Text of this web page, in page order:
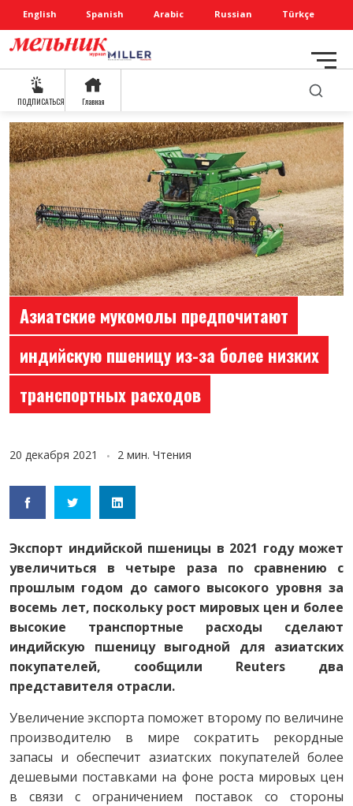
English Spanish Arabic Russian Türkçe
ПОДПИСАТЬСЯ Главная
Азиатские мукомолы предпочитают
индийскую пшеницу из-за более низких
транспортных расходов
20 декабря 2021 2 мин. Чтения
Экспорт индийской пшеницы в 2021 году может
увеличиться в четыре раза по сравнению с
прошлым годом до самого высокого уровня за
восемь лет, поскольку рост мировых цен и более
высокие транспортные расходы сделают
индийскую пшеницу выгодной для азиатских
покупателей, сообщили Reuters два
представителя отрасли.
Увеличение экспорта поможет второму по величине
производителю в мире сократить рекордные
запасы и обеспечит азиатских покупателей более
дешевыми поставками на фоне роста мировых цен
в связи с ограничением поставок со стороны